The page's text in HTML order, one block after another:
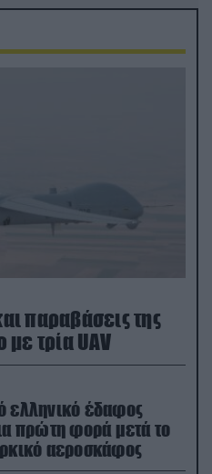
παραβάσεις της
με τρία UAV
ελληνικό έδαφος
πρώτη φορά μετά το
αεροσκάφος